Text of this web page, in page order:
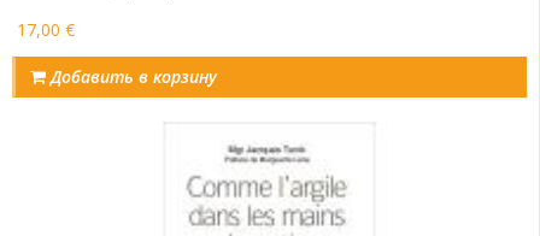
17,00 €
Добавить в корзину